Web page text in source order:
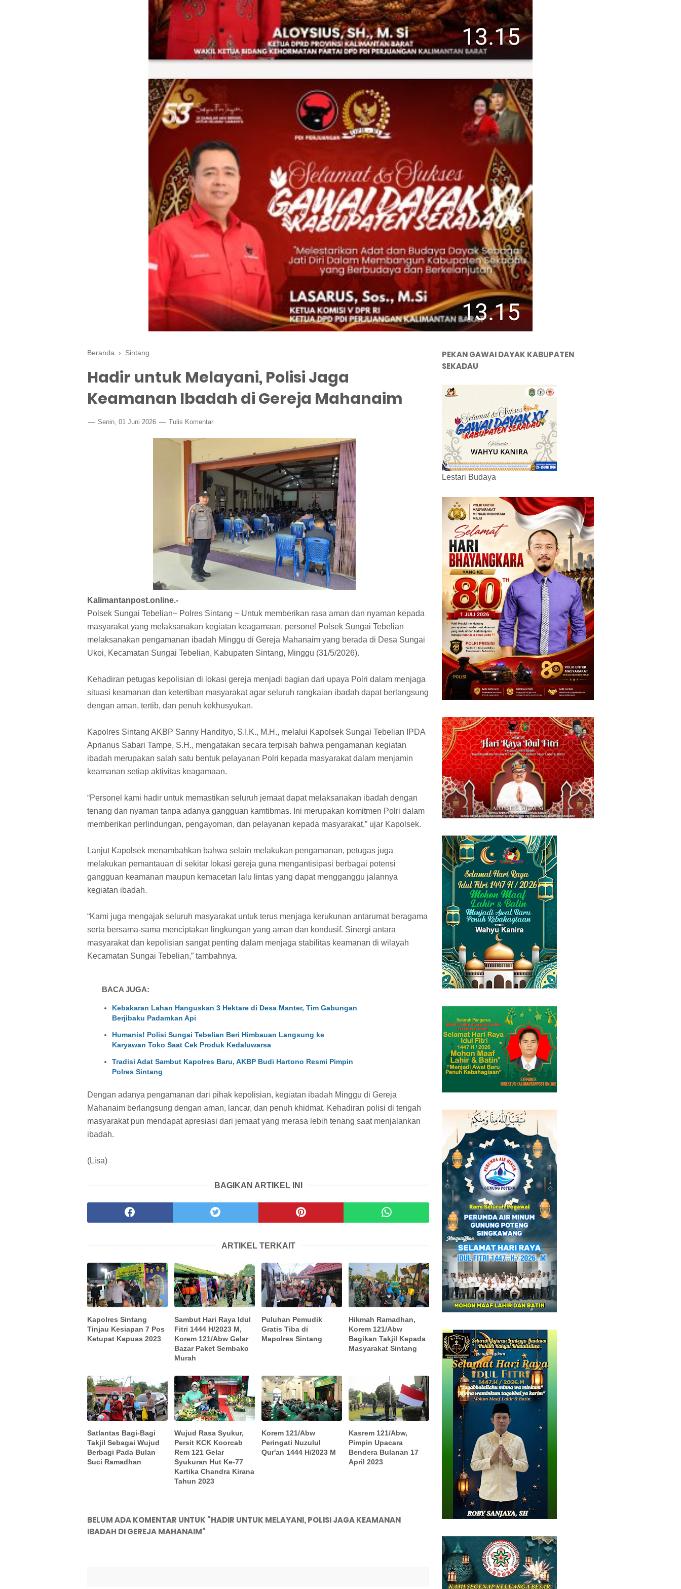
Beranda › Sintang
Hadir untuk Melayani, Polisi Jaga
Keamanan Ibadah di Gereja Mahanaim
Senin, 01 Juni 2026 Tulis Komentar
Kalimantanpost.online.-
Polsek Sungai Tebelian~ Polres Sintang ~ Untuk memberikan rasa aman dan nyaman kepada
masyarakat yang melaksanakan kegiatan keagamaan, personel Polsek Sungai Tebelian
melaksanakan pengamanan ibadah Minggu di Gereja Mahanaim yang berada di Desa Sungai
Ukoi, Kecamatan Sungai Tebelian, Kabupaten Sintang, Minggu (31/5/2026).
Kehadiran petugas kepolisian di lokasi gereja menjadi bagian dari upaya Polri dalam menjaga
situasi keamanan dan ketertiban masyarakat agar seluruh rangkaian ibadah dapat berlangsung
dengan aman, tertib, dan penuh kekhusyukan.
Kapolres Sintang AKBP Sanny Handityo, S.I.K., M.H., melalui Kapolsek Sungai Tebelian IPDA
Aprianus Sabari Tampe, S.H., mengatakan secara terpisah bahwa pengamanan kegiatan
ibadah merupakan salah satu bentuk pelayanan Polri kepada masyarakat dalam menjamin
keamanan setiap aktivitas keagamaan.
“Personel kami hadir untuk memastikan seluruh jemaat dapat melaksanakan ibadah dengan
tenang dan nyaman tanpa adanya gangguan kamtibmas. Ini merupakan komitmen Polri dalam
memberikan perlindungan, pengayoman, dan pelayanan kepada masyarakat,” ujar Kapolsek.
Lanjut Kapolsek menambahkan bahwa selain melakukan pengamanan, petugas juga
melakukan pemantauan di sekitar lokasi gereja guna mengantisipasi berbagai potensi
gangguan keamanan maupun kemacetan lalu lintas yang dapat mengganggu jalannya
kegiatan ibadah.
“Kami juga mengajak seluruh masyarakat untuk terus menjaga kerukunan antarumat beragama
serta bersama-sama menciptakan lingkungan yang aman dan kondusif. Sinergi antara
masyarakat dan kepolisian sangat penting dalam menjaga stabilitas keamanan di wilayah
Kecamatan Sungai Tebelian,” tambahnya.
BACA JUGA:
Kebakaran Lahan Hanguskan 3 Hektare di Desa Manter, Tim Gabungan
Berjibaku Padamkan Api
Humanis! Polisi Sungai Tebelian Beri Himbauan Langsung ke
Karyawan Toko Saat Cek Produk Kedaluwarsa
Tradisi Adat Sambut Kapolres Baru, AKBP Budi Hartono Resmi Pimpin
Polres Sintang
Dengan adanya pengamanan dari pihak kepolisian, kegiatan ibadah Minggu di Gereja
Mahanaim berlangsung dengan aman, lancar, dan penuh khidmat. Kehadiran polisi di tengah
masyarakat pun mendapat apresiasi dari jemaat yang merasa lebih tenang saat menjalankan
ibadah.
(Lisa)
BAGIKAN ARTIKEL INI
ARTIKEL TERKAIT
Kapolres Sintang
Tinjau Kesiapan 7 Pos
Ketupat Kapuas 2023
Sambut Hari Raya Idul
Fitri 1444 H/2023 M,
Korem 121/Abw Gelar
Bazar Paket Sembako
Murah
Puluhan Pemudik
Gratis Tiba di
Mapolres Sintang
Hikmah Ramadhan,
Korem 121/Abw
Bagikan Takjil Kepada
Masyarakat Sintang
Satlantas Bagi-Bagi
Takjil Sebagai Wujud
Berbagi Pada Bulan
Suci Ramadhan
Wujud Rasa Syukur,
Persit KCK Koorcab
Rem 121 Gelar
Syukuran Hut Ke-77
Kartika Chandra Kirana
Tahun 2023
Korem 121/Abw
Peringati Nuzulul
Qur'an 1444 H/2023 M
Kasrem 121/Abw,
Pimpin Upacara
Bendera Bulanan 17
April 2023
BELUM ADA KOMENTAR UNTUK "HADIR UNTUK MELAYANI, POLISI JAGA KEAMANAN
IBADAH DI GEREJA MAHANAIM"
PEKAN GAWAI DAYAK KABUPATEN
SEKADAU
Lestari Budaya